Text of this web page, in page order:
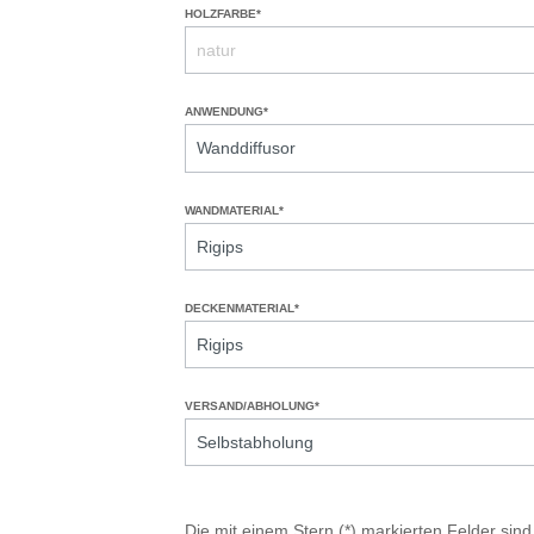
HOLZFARBE*
ANWENDUNG*
WANDMATERIAL*
DECKENMATERIAL*
VERSAND/ABHOLUNG*